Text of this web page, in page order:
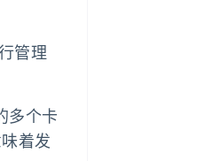
管理
多个卡
着发